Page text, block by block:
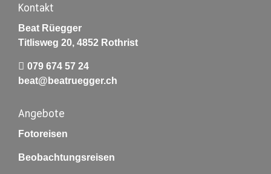
Kontakt
Beat Rüegger
Titlisweg 20, 4852 Rothrist
079 674 57 24
beat@beatruegger.ch
Angebote
Fotoreisen
Beobachtungsreisen